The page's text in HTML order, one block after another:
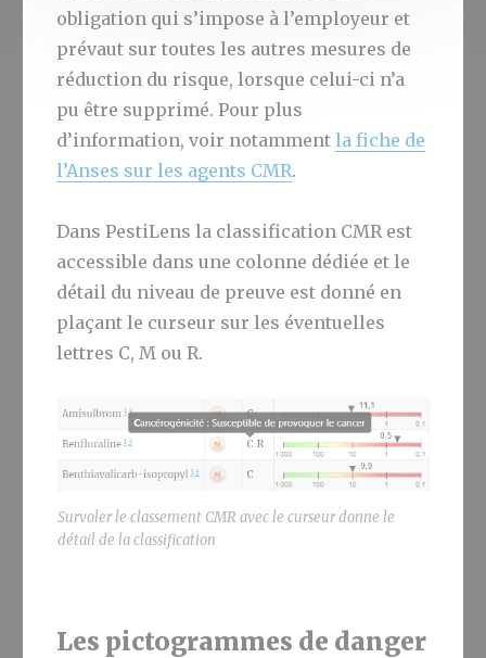
obligation qui s’impose à l’employeur et
prévaut sur toutes les autres mesures de
réduction du risque, lorsque celui-ci n’a
pu être supprimé. Pour plus
d’information, voir notammentla fiche de
l’Anses sur les agents CMR.
Dans PestiLens la classification CMR est
accessible dans une colonne dédiée et le
détail du niveau de preuve est donné en
plaçant le curseur sur les éventuelles
lettres C, M ou R.
Survoler le classement CMR avec le curseur donne le
détail de la classification
Les pictogrammes de danger